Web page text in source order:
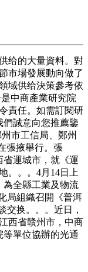
给的大量資料。對
市場發展動向做了
域供给決策參考依
中商產業研究院
責任。如需訂閱研
誠意向您推薦鑒
市工信局、鄭州
張掖舉行。張
運城市，就《運
。。。4月14日上
為全縣工業及物流
局組織召開《普洱
交换。。。近日，
西省贛州市，中商
單位協辦的光通